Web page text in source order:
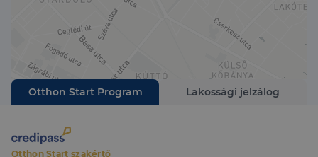
Otthon Start Program Lakossági jelzálog
Otthon Start szakértő